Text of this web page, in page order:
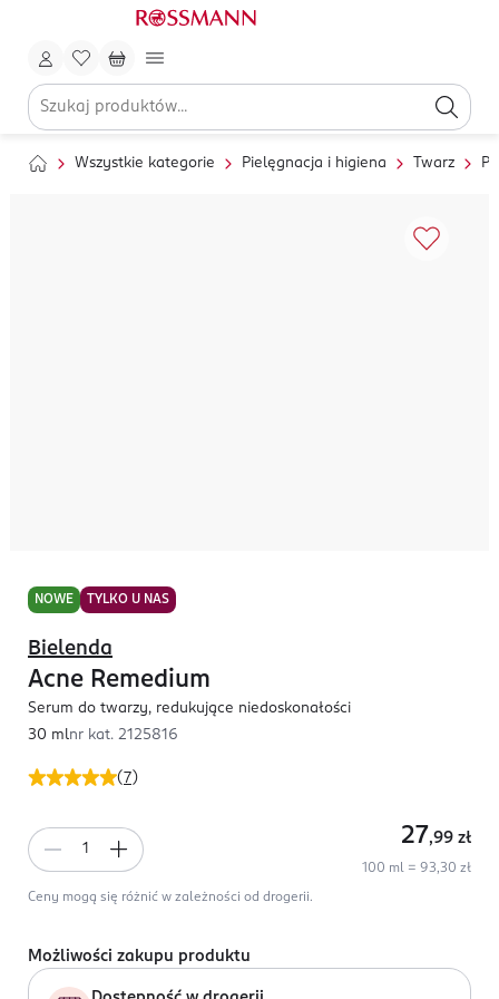
Wszystkie kategorie Pielęgnacja i higiena Twarz
NOWE TYLKO U NAS
( 7)
Bielenda
Acne Remedium
Serum do twarzy, redukujące niedoskonałości
30 mlnr kat. 2125816
27,99 zł
100 ml = 93,30 zł
Ceny mogą się różnić w zależności od drogerii.
Możliwości zakupu produktu